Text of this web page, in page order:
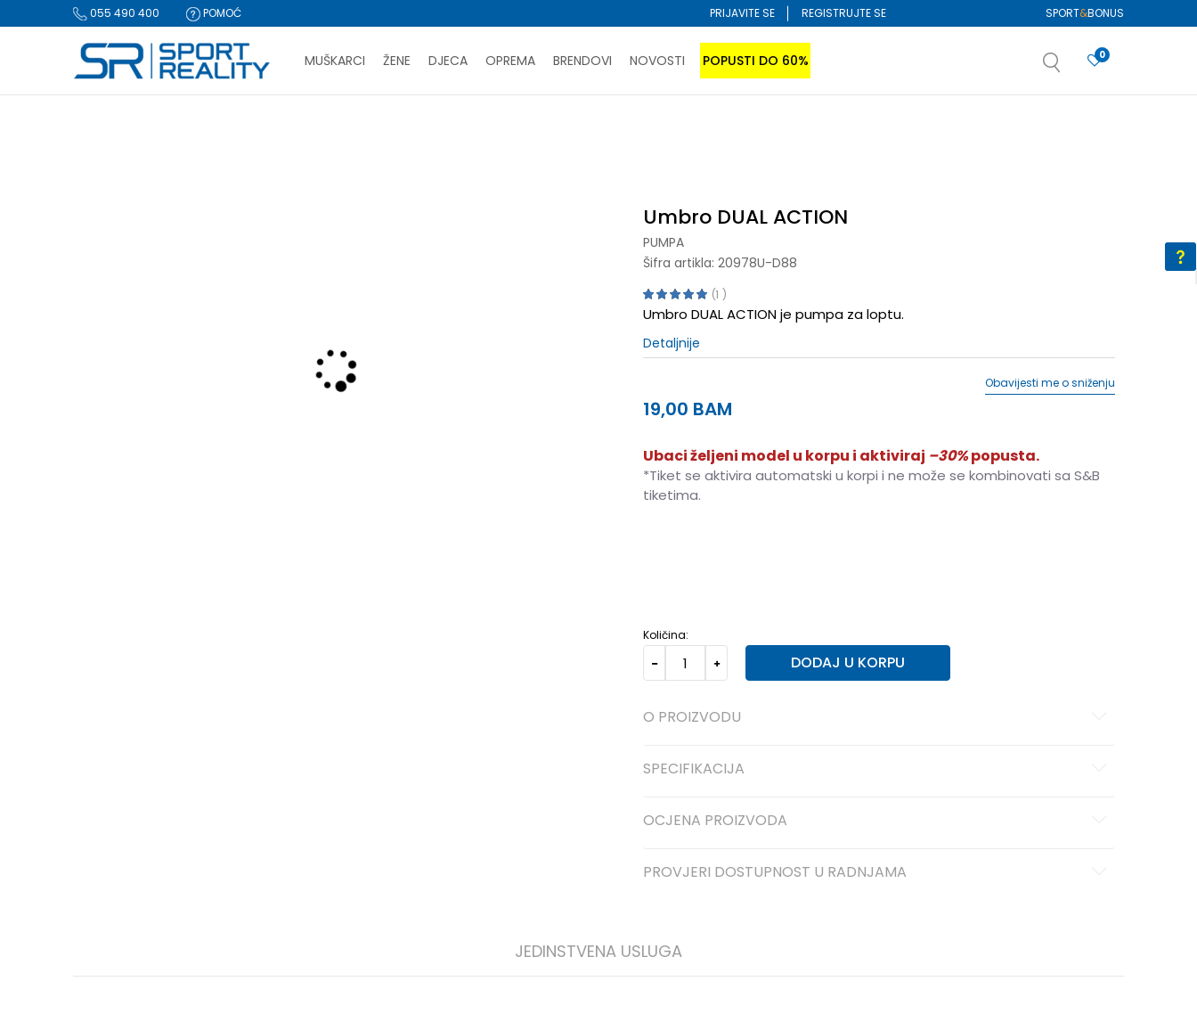
055 490 400 POMOĆ SPORT&BONUS
PRIJAVITE SE REGISTRUJTE SE
MUŠKARCI ŽENE DJECA OPREMA BRENDOVI NOVOSTI POPUSTI DO 60% 0
Umbro DUAL ACTION
PUMPA
Šifra artikla: 20978U-D88
1
Umbro DUAL ACTION je pumpa za loptu.
Detaljnije
19,00 BAM
Obavijesti me o sniženju
Ubaci željeni model u korpu i aktiviraj –30%popusta.
*Tiket se aktivira automatski u korpi i ne može se kombinovati sa S&B
tiketima.
Količina:
DODAJ U KORPU
O PROIZVODU
SPECIFIKACIJA
OCJENA PROIZVODA
PROVJERI DOSTUPNOST U RADNJAMA
JEDINSTVENA USLUGA